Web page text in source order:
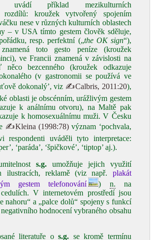
uvádí příklad mezikulturních
rozdílů: kroužek vytvořený spojením
nese v různých kulturních oblastech
– v USA tímto gestem člověk sděluje,
resp. perfektní („the OK sign“),
toto gesto peníze (kroužek
ve Francii znamená v závislosti na
něco bezcenného (kroužek odkazuje
(v gastronomii se používá ve
dokonalý’, viz ✍Calbris, 2011:20),
oblasti je obscénním, urážlivým gestem
k análnímu otvoru), na Maltě pak
k homosexuálnímu muži. V Česku
✍Kleina (1998:78) význam ‘pochvala,
respondenti uváděli tyto interpretace:
‘paráda’, ‘špičkové’, ‘tiptop’ aj.).
s.g.umožňuje jejich využití
ilustracích, reklamě (viz např. plakát
gestem telefonování
) n. na
V internetovém prostředí jsou
nahoru“ a „palce dolů“ spojeny s funkcí
hodnocení vybraného obsahu
literatuře os.g. se kromě termínu